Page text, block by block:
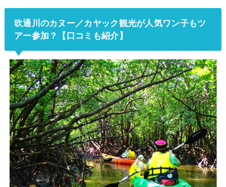
吹通川のカヌー／カヤック観光が人気ワン子もツ
アー参加？【口コミも紹介】